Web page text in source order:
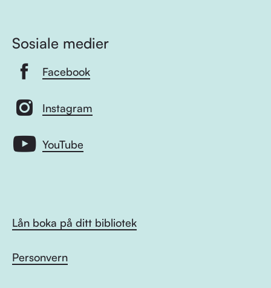
Sosiale medier
Facebook
Instagram
YouTube
Lån boka på ditt bibliotek
Personvern